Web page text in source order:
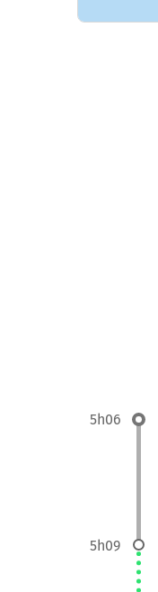
5h06
5h09